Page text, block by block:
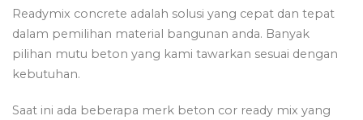
Readymix concrete adalah solusi yang cepat dan tepat
dalam pemilihan material bangunan anda. Banyak
pilihan mutu beton yang kami tawarkan sesuai dengan
kebutuhan.
Saat ini ada beberapa merk beton cor ready mix yang